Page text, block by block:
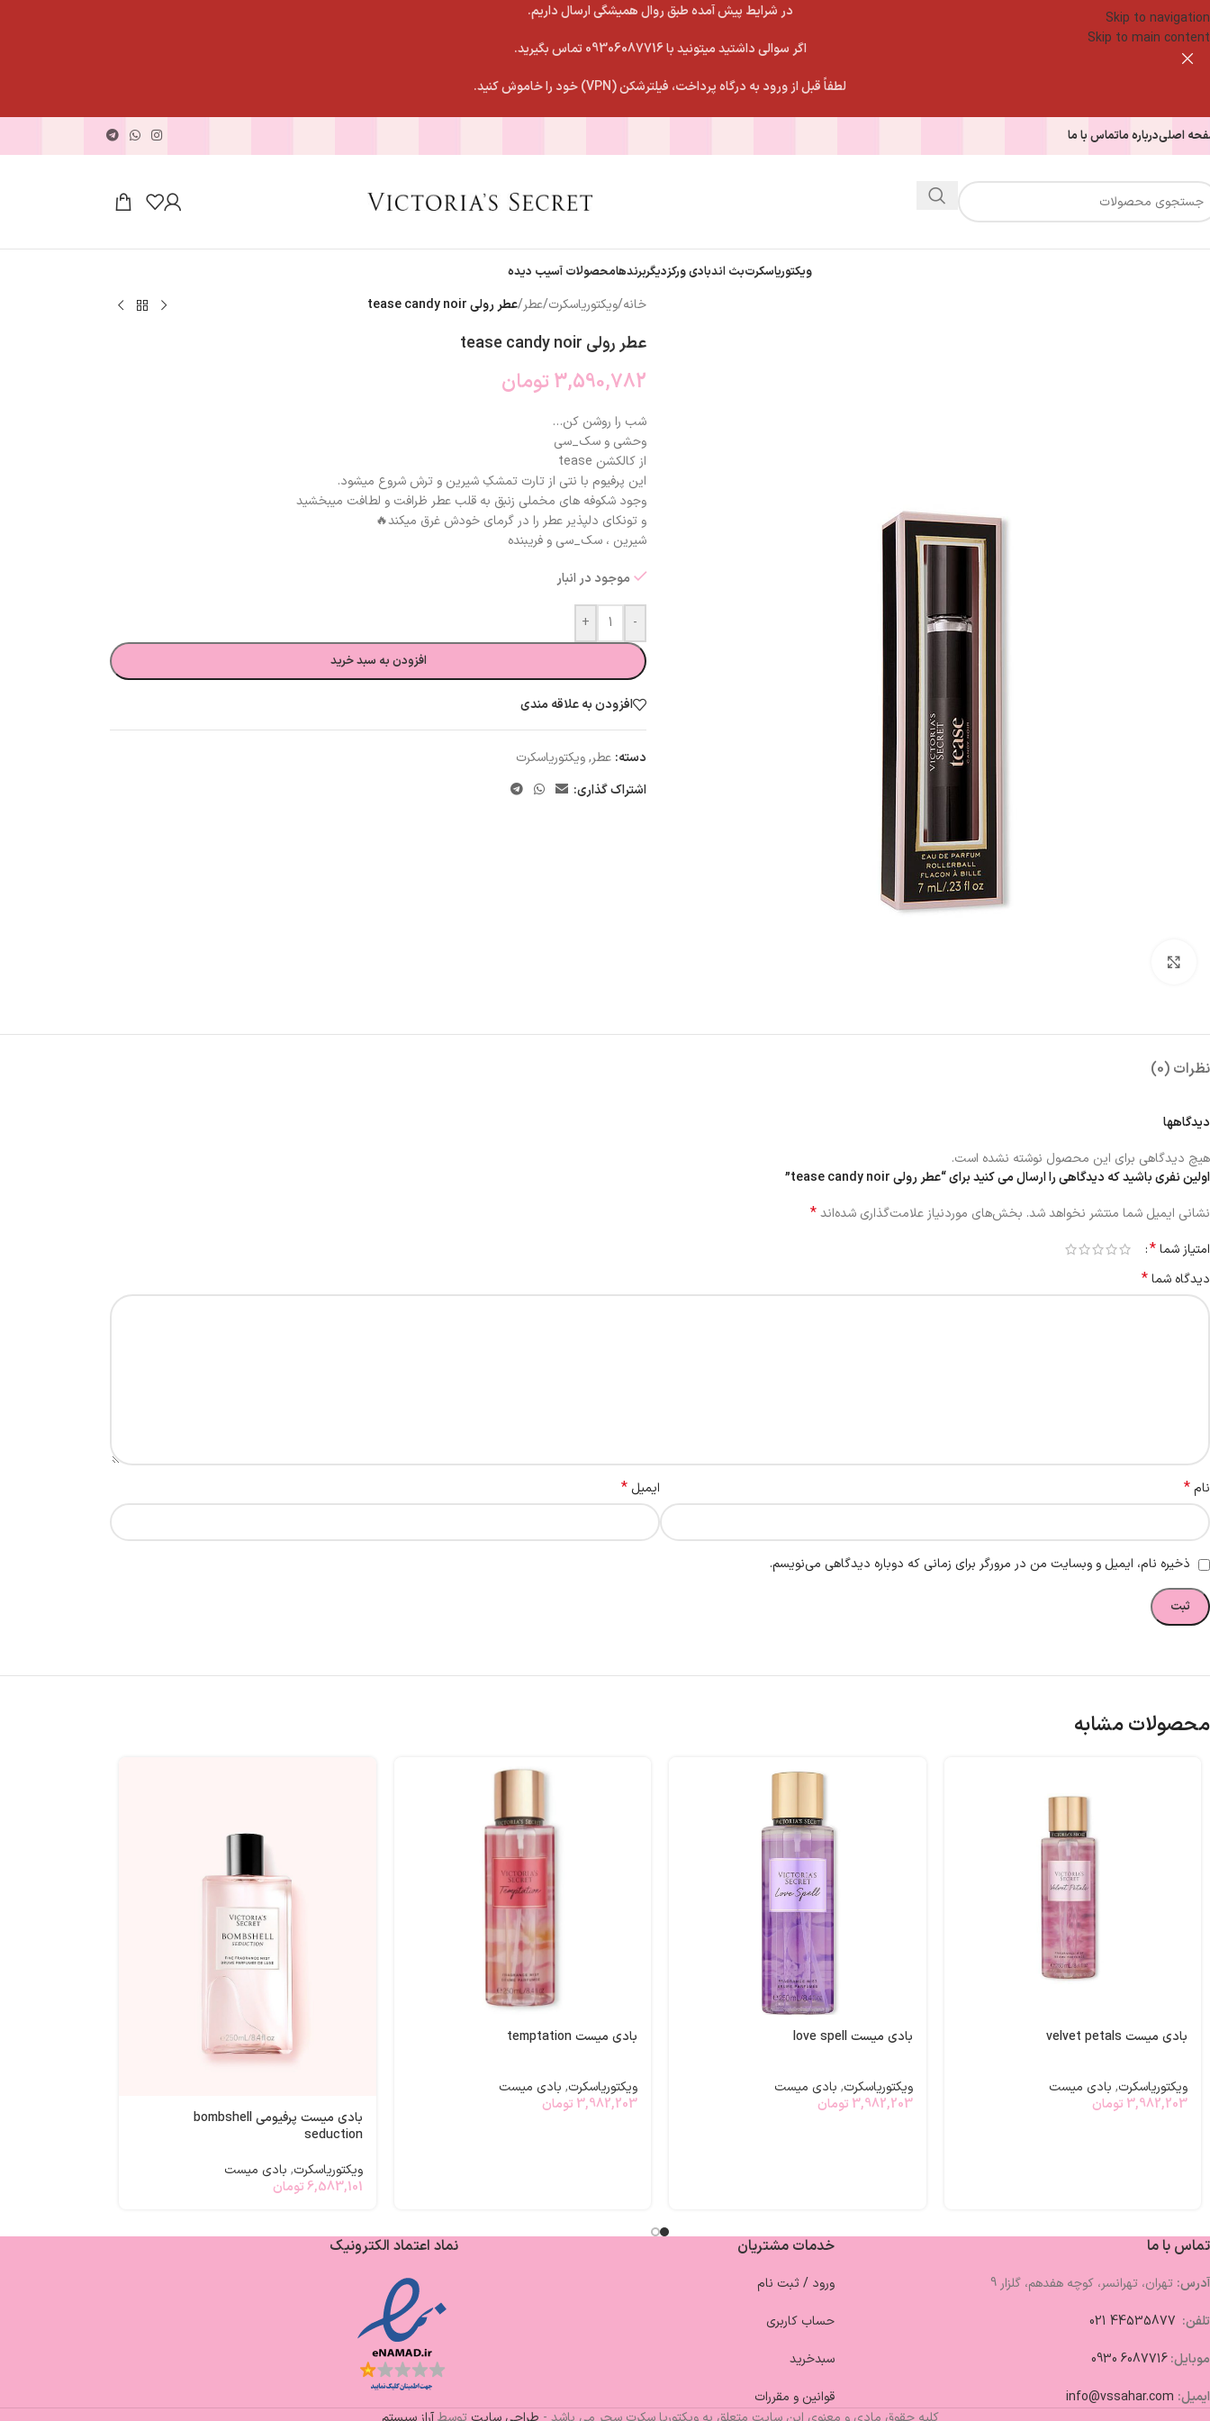
Skip to navigation
Skip to main content
در شرایط پیش آمده طبق روال همیشگی ارسال داریم.
اگر سوالی داشتید میتونید با 09306087716 تماس بگیرید.
لطفاً قبل از ورود به درگاه پرداخت، فیلترشکن (VPN) خود را خاموش کنید.
اصلیدرباره ماتماس با ما
ویکتوریاسکرتبث اندبادی ورکزدیگربرندهامحصولات آسیب دیده
خانه/ویکتوریاسکرت/عطر/عطر رولی tease candy noir
عطر رولی tease candy noir
3,590,782 تومان
شب را روشن کن…
وحشی و سک_سی
از کالکشن tease
این پرفیوم با نتی از تارت تمشکِ شیرین و ترش شروع میشود.
وجود شکوفه های مخملی زنبق به قلب عطر ظرافت و لطافت میبخشید
و تونکای دلپذیر عطر را در گرمای خودش غرق میکند🔥
شیرین ، سک_سی و فریبنده
موجود در انبار
-
+
افزودن به سبد خرید
افزودن به علاقه مندی
دسته: عطر,ویکتوریاسکرت
اشتراک گذاری:
نظرات (0)
دیدگاهها
هیچ دیدگاهی برای این محصول نوشته نشده است.
اولین نفری باشید که دیدگاهی را ارسال می کنید برای “عطر رولی tease candy noir”
نشانی ایمیل شما منتشر نخواهد شد. بخش‌های موردنیاز علامت‌گذاری شده‌اند*
امتیاز شما*
دیدگاه شما*
نام* ایمیل *
ذخیره نام، ایمیل و وبسایت من در مرورگر برای زمانی که دوباره دیدگاهی می‌نویسم.
محصولات مشابه
بادی میست velvet petals
ویکتوریاسکرت, بادی میست
3,982,203 تومان
بادی میست love spell
ویکتوریاسکرت, بادی میست
3,982,203 تومان
بادی میست temptation
ویکتوریاسکرت, بادی میست
3,982,203 تومان
بادی میست پرفیومی bombshell
seduction
ویکتوریاسکرت, بادی میست
6,583,101تومان
تماس با ما
آدرس: تهران، تهرانسر، کوچه هفدهم، گلزار 9
تلفن:
موبایل:6087716 0930
ایمیل: info@vssahar.com
خدمات مشتریان
ورود / ثبت نام
حساب کاربری
سبدخرید
قوانین و مقررات
نماد اعتماد الکترونیک